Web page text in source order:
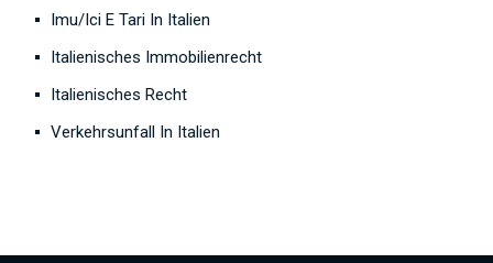
Imu/Ici E Tari In Italien
Italienisches Immobilienrecht
Italienisches Recht
Verkehrsunfall In Italien